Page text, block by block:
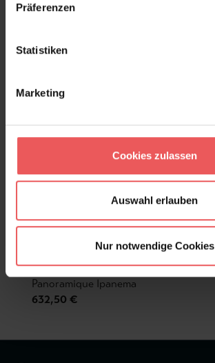
Präferenzen
Statistiken
Marketing
Cookies zulassen
Auswahl erlauben
Nur notwendige Cookies
Panoramique Ipanema
632,50 €